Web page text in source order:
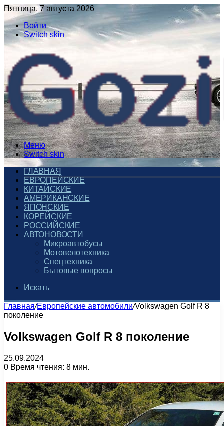
Пятница, 7 августа 2026
Войти
Switch skin
Меню
Switch skin
ГЛАВНАЯ
ЕВРОПЕЙСКИЕ
КИТАЙСКИЕ
АМЕРИКАНСКИЕ
ЯПОНСКИЕ
КОРЕЙСКИЕ
РОССИЙСКИЕ
АВТОНОВОСТИ
Микроавтобусы
Мотовелотехника
Спецтехника
Бытовые вопросы
Искать
Главная/Европейские автомобили/Volkswagen Golf R 8
поколение
Volkswagen Golf R 8 поколение
25.09.2024
0 Время чтения: 8 мин.